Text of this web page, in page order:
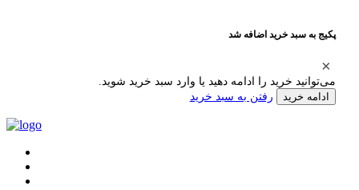
پکیج به سبد خرید اضافه شد
می‌توانید خرید را ادامه دهید یا وارد سبد خرید شوید.
ادامه خرید رفتن به سبد خرید